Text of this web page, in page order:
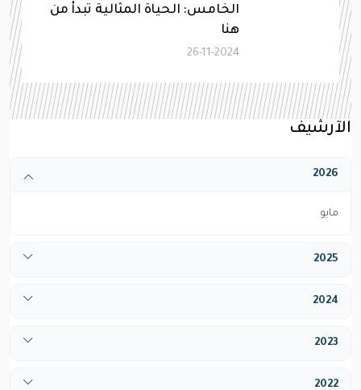
الخامس: الحياة المثالية تبدأ من
هنا
26-11-2024
الآرشيف
2026
مايو
2025
2024
مارس
2023
2022